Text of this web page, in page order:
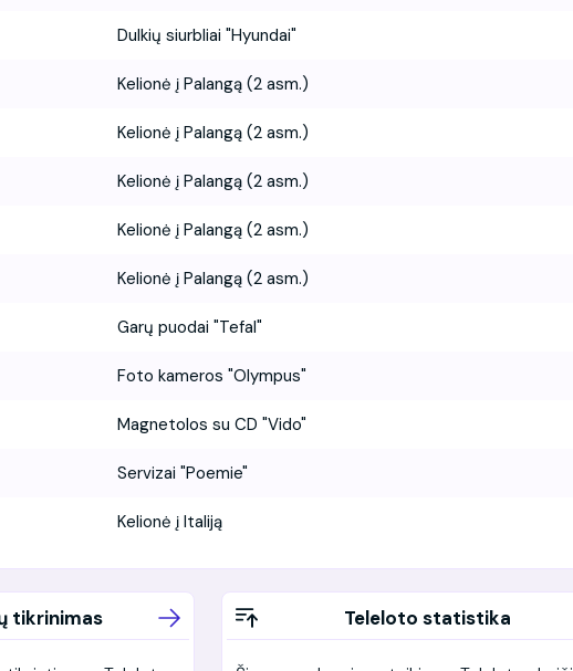
Dulkių siurbliai "Hyundai"
Kelionė į Palangą (2 asm.)
Kelionė į Palangą (2 asm.)
Kelionė į Palangą (2 asm.)
Kelionė į Palangą (2 asm.)
Kelionė į Palangą (2 asm.)
Garų puodai "Tefal"
Foto kameros "Olympus"
Magnetolos su CD "Vido"
Servizai "Poemie"
Kelionė į Italiją
tikrinimas Teleloto statistika